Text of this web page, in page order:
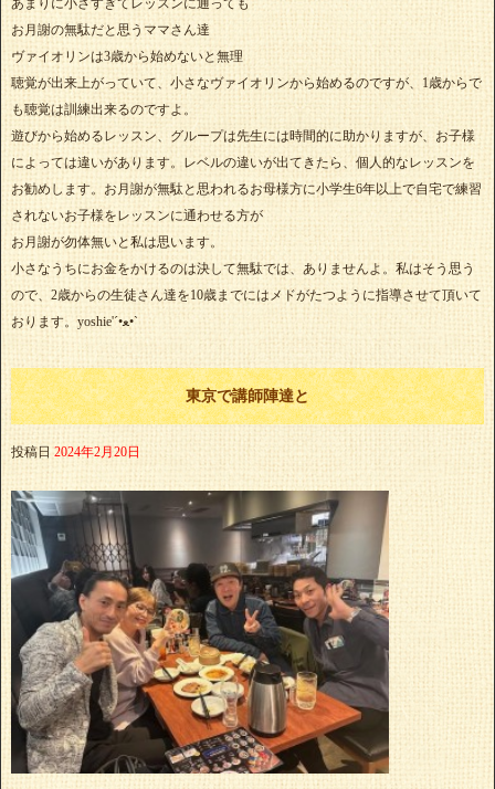
お月謝の無駄だと思うママさん達
ヴァイオリンは3歳から始めないと無理
聴覚が出来上がっていて、小さなヴァイオリンから始めるのですが、1歳からで
も聴覚は訓練出来るのですよ。
遊びから始めるレッスン、グループは先生には時間的に助かりますが、お子様
によっては違いがあります。レベルの違いが出てきたら、個人的なレッスンを
お勧めします。お月謝が無駄と思われるお母様方に小学生6年以上で自宅で練習
されないお子様をレッスンに通わせる方が
お月謝が勿体無いと私は思います。
小さなうちにお金をかけるのは決して無駄では、ありませんよ。私はそう思う
ので、2歳からの生徒さん達を10歳までにはメドがたつように指導させて頂いて
おります。yoshie'‎´•ﻌ•`
東京で講師陣達と
投稿日 2024年2月20日